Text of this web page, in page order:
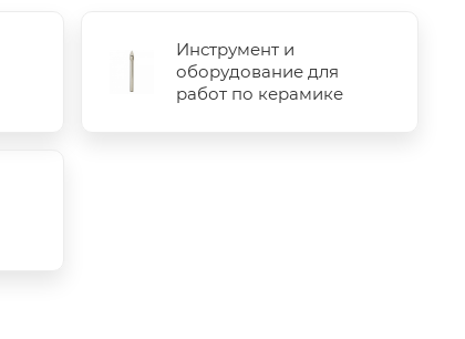
Инструмент и
оборудование для
работ по керамике